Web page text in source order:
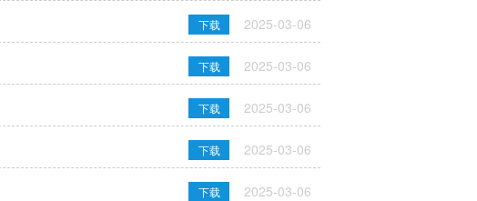
2025-03-06
下载
2025-03-06
下载
2025-03-06
下载
2025-03-06
下载
2025-03-06
下载